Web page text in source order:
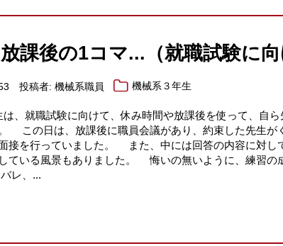
課後の1コマ...（就職試験に向
投稿者: 機械系職員 機械系３年生
、就職試験に向けて、休み時間や放課後を使って、自ら
この日は、放課後に職員会議があり、約束した先生が
接を行っていました。 また、中には回答の内容に対し
ている風景もありました。 悔いの無いように、練習の
レ、...